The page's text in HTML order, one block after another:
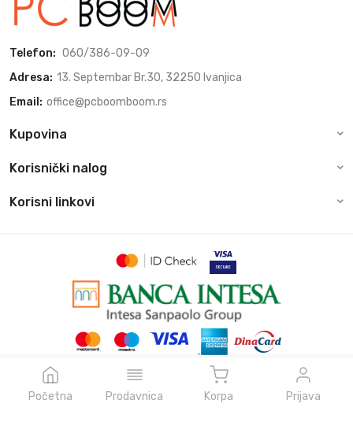
Početna Prodavnica Korpa Prijava
Telefon: 060/386-09-09
Adresa: 13. Septembar Br.30, 32250 Ivanjica
Email: office@pcboomboom.rs
Kupovina
Korisnički nalog
Korisni linkovi
© Sva prava zadržava pcboomboom.rs, 2026
Powered by
NeonVoid Code